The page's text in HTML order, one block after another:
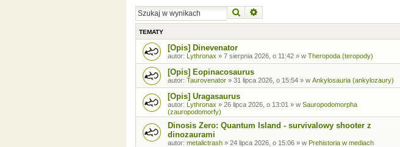
Szukaj
TEMATY
[Opis] Dinevenator
autor: Lythronax » 7 sierpnia 2026, o 11:42 » w Theropoda (teropody)
[Opis] Eopinacosaurus
autor: Taurovenator » 31 lipca 2026, o 15:54 » w Ankylosauria (ankylozaury)
[Opis] Uragasaurus
autor: Lythronax » 26 lipca 2026, o 13:01 » w Sauropodomorpha
(zauropodomorfy)
Dinosis Zero: Quantum Island - survivalowy shooter z
dinozaurami
autor: metalictrash » 24 lipca 2026, o 15:06 » w Prehistoria w mediach